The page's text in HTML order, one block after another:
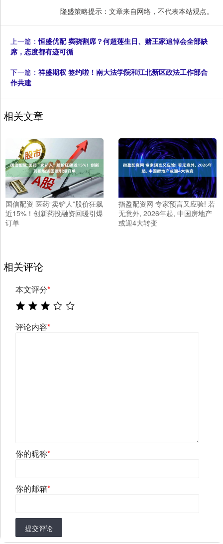
隆盛策略提示：文章来自网络，不代表本站观点。
上一篇：恒盛优配 窦骁割席？何超莲生日、赌王家追悼会全部缺
席，态度都有迹可循
下一篇： 祥盛期权 签约啦！南大法学院和江北新区政法工作部合
作共建
相关文章
国信配资 医药“卖铲人”股价狂飙
近15%！创新药投融资回暖引爆
订单
指盈配资网 专家预言又应验! 若
无意外, 2026年起, 中国房地产
或迎4大转变
相关评论
本文评分*
评论内容*
你的昵称*
你的邮箱*
提交评论